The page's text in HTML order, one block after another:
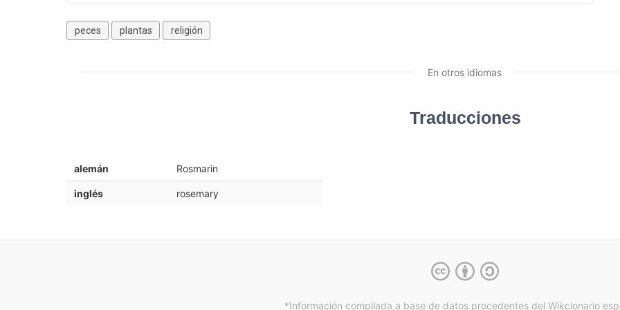
peces plantas religión
En otros idiomas
Traducciones
alemán Rosmarin
inglés rosemary
*Información compilada a base de datos procedentes del Wikcionario